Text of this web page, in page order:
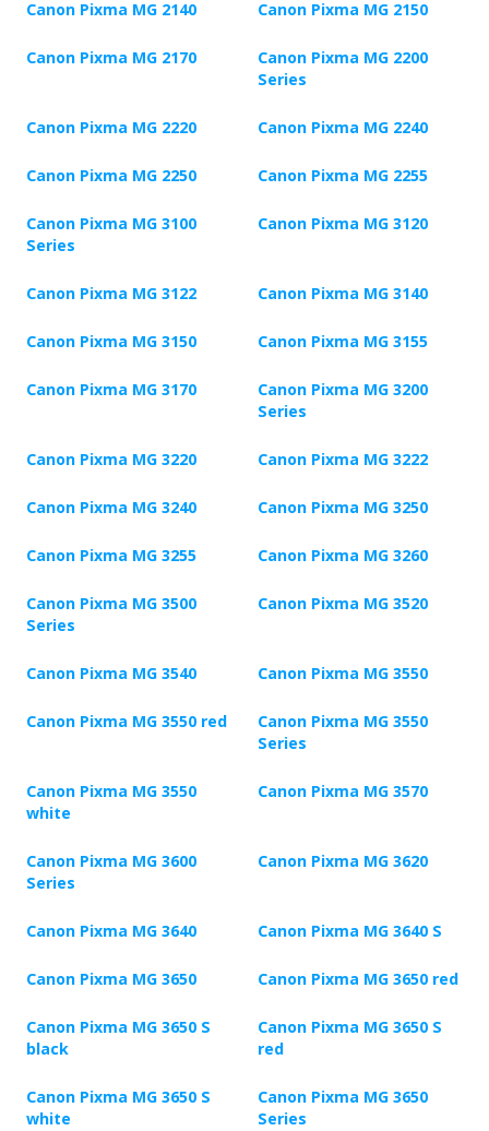
Canon Pixma MG 2140 Canon Pixma MG 2150
Canon Pixma MG 2170
Canon Pixma MG 2200
Series
Canon Pixma MG 2220 Canon Pixma MG 2240
Canon Pixma MG 2250 Canon Pixma MG 2255
Canon Pixma MG 3100
Series
Canon Pixma MG 3120
Canon Pixma MG 3122 Canon Pixma MG 3140
Canon Pixma MG 3150 Canon Pixma MG 3155
Canon Pixma MG 3170
Canon Pixma MG 3200
Series
Canon Pixma MG 3220 Canon Pixma MG 3222
Canon Pixma MG 3240 Canon Pixma MG 3250
Canon Pixma MG 3255 Canon Pixma MG 3260
Canon Pixma MG 3500
Series
Canon Pixma MG 3520
Canon Pixma MG 3540 Canon Pixma MG 3550
Canon Pixma MG 3550 red
Canon Pixma MG 3550
Series
Canon Pixma MG 3550
white
Canon Pixma MG 3570
Canon Pixma MG 3600
Series
Canon Pixma MG 3620
Canon Pixma MG 3640 Canon Pixma MG 3640 S
Canon Pixma MG 3650 Canon Pixma MG 3650 red
Canon Pixma MG 3650 S
black
Canon Pixma MG 3650 S
red
Canon Pixma MG 3650 S
white
Canon Pixma MG 3650
Series